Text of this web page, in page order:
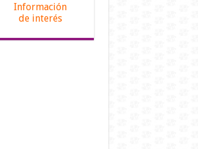
Información
de interés